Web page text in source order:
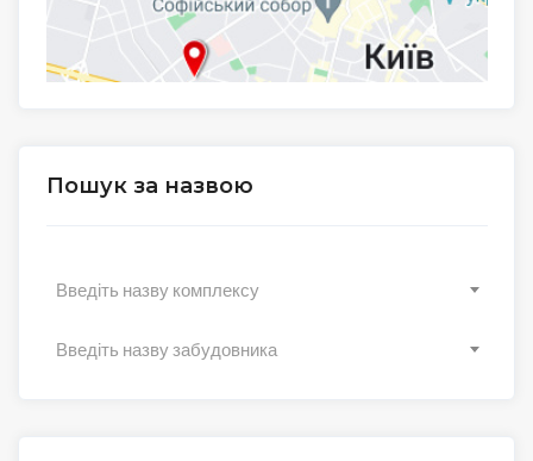
Пошук за назвою
Введіть назву комплексу
Введіть назву забудовника